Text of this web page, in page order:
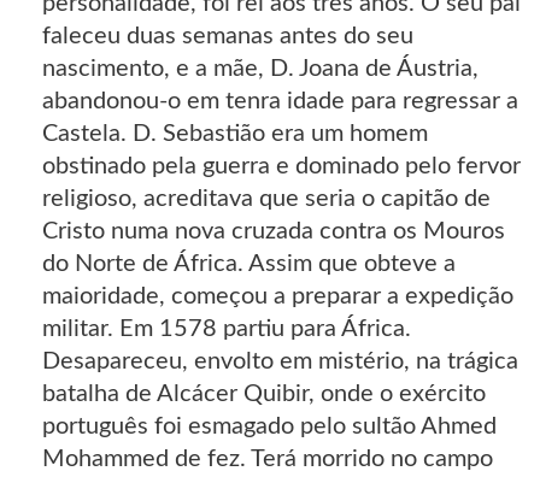
faleceu duas semanas antes do seu
nascimento, e a mãe, D. Joana de Áustria,
abandonou-o em tenra idade para regressar a
Castela. D. Sebastião era um homem
obstinado pela guerra e dominado pelo fervor
religioso, acreditava que seria o capitão de
Cristo numa nova cruzada contra os Mouros
do Norte de África. Assim que obteve a
maioridade, começou a preparar a expedição
militar. Em 1578 partiu para África.
Desapareceu, envolto em mistério, na trágica
batalha de Alcácer Quibir, onde o exército
português foi esmagado pelo sultão Ahmed
Mohammed de fez. Terá morrido no campo